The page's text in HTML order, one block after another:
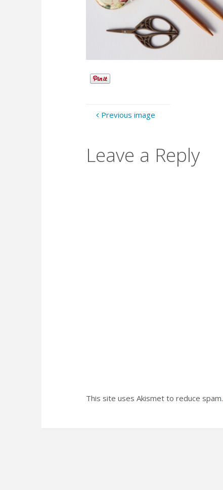
Previous image
Leave a Reply
This site uses Akismet to reduce spam.